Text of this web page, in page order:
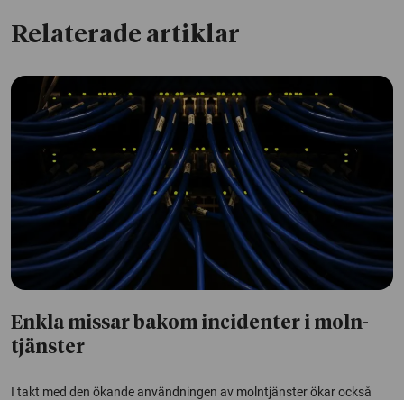
Relaterade artiklar
Enkla missar bakom incidenter i moln­
tjänster
I takt med den ökande användningen av molntjänster ökar också